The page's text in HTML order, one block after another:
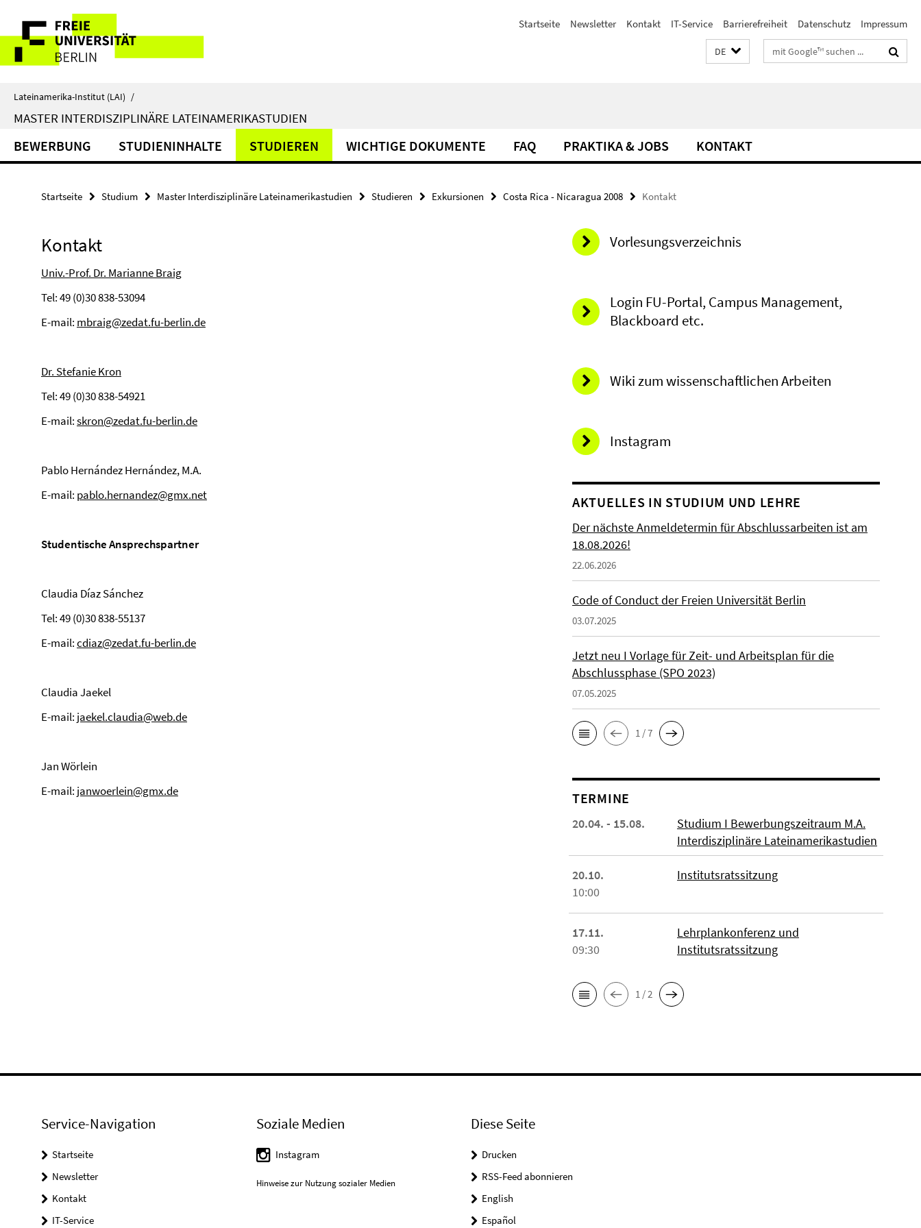
direkt
Inhalt
Service-
Navigation
Startseite Newsletter Kontakt IT-Service Barrierefreiheit Datenschutz Impressum
DE Suchbegriffe
Lateinamerika-Institut (LAI) /
MASTER INTERDISZIPLINÄRE LATEINAMERIKASTUDIEN
BEWERBUNG STUDIENINHALTE STUDIEREN WICHTIGE DOKUMENTE FAQ PRAKTIKA & JOBS KONTAKT
Startseite Studium Master Interdisziplinäre Lateinamerikastudien Studieren Exkursionen Costa Rica - Nicaragua 2008 Kontakt
Kontakt
Univ.-Prof. Dr. Marianne Braig
Tel: 49 (0)30 838-53094
E-mail: mbraig@zedat.fu-berlin.de
Dr. Stefanie Kron
Tel: 49 (0)30 838-54921
E-mail:skron@zedat.fu-berlin.de
Pablo Hernández Hernández, M.A.
E-mail: pablo.hernandez@gmx.net
Studentische Ansprechspartner
Claudia Díaz Sánchez
Tel: 49 (0)30 838-55137
E-mail:cdiaz@zedat.fu-berlin.de
Claudia Jaekel
E-mail: jaekel.claudia@web.de
Jan Wörlein
E-mail: janwoerlein@gmx.de
Vorlesungsverzeichnis
Login FU-Portal, Campus Management,
Blackboard etc.
Wiki zum wissenschaftlichen Arbeiten
Instagram
AKTUELLES IN STUDIUM UND LEHRE
Der nächste Anmeldetermin für Abschlussarbeiten ist am
18.08.2026!
22.06.2026
Code of Conduct der Freien Universität Berlin
03.07.2025
Jetzt neu I Vorlage für Zeit- und Arbeitsplan für die
Abschlussphase (SPO 2023)
07.05.2025
1 / 7
TERMINE
20.04. - 15.08.
Studium I Bewerbungszeitraum M.A.
Interdisziplinäre Lateinamerikastudien
20.10.
10:00
Institutsratssitzung
17.11.
09:30
Lehrplankonferenz und
Institutsratssitzung
1 / 2
Service-Navigation
Startseite
Newsletter
Kontakt
IT-Service
Soziale Medien
Instagram
Hinweise zur Nutzung sozialer Medien
Diese Seite
Drucken
RSS-Feed abonnieren
English
Español